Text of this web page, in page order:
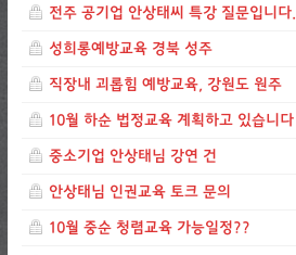
전주 공기업 안상태씨 특강 질문입니다.
성희롱예방교육 경북 성주
직장내 괴롭힘 예방교육, 강원도 원주
10월 하순 법정교육 계획하고 있습니다
중소기업 안상태님 강연 건
안상태님 인권교육 토크 문의
10월 중순 청렴교육 가능일정??